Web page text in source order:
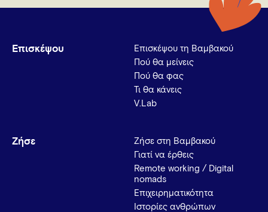
Επισκέψου
Επισκέψου τη Βαμβακού
Πού θα μείνεις
Πού θα φας
Τι θα κάνεις
V.Lab
Ζήσε
Ζήσε στη Βαμβακού
Γιατί να έρθεις
Remote working / Digital
nomads
Επιχειρηματικότητα
Ιστορίες ανθρώπων